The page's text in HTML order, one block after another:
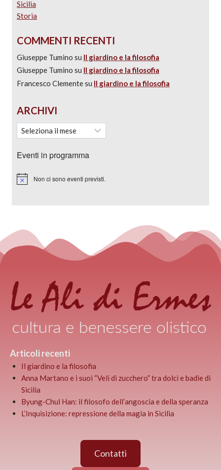
Sicilia
Storia
COMMENTI RECENTI
Giuseppe Tumino su Il giardino e la filosofia
Giuseppe Tumino su Il giardino e la filosofia
Francesco Clementesu Il giardino e la filosofia
ARCHIVI
Eventi in programma
Notice Non ci sono eventi previsti.
Articoli recenti
Il giardino e la filosofia
Anna Martano e i suoi “Veli di zucchero” tra dolci e badie di
Sicilia
Byung-Chul Han: il filosofo dell’angoscia e della speranza
L’Inquisizione: repressione della magia in Sicilia
Contatti